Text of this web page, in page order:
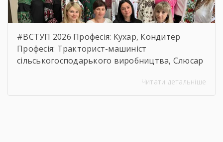
#ВСТУП 2026 Професія: Кухар, Кондитер
Професія: Тракторист-машиніст
сільськогосподарького виробництва, Слюсар
устаткування, водій автотранспортних
Читати детальніше